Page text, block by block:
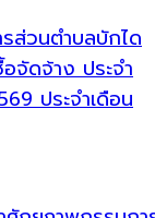
ส่วนตำบลบักได
จัดจ้าง ประจำ
ประจำเดือน